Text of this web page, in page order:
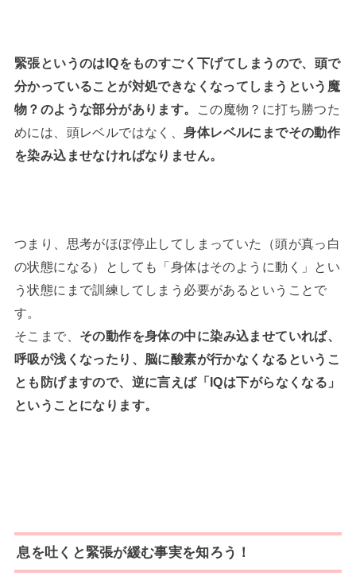
緊張というのはIQをものすごく下げてしまうので、頭で
分かっていることが対処できなくなってしまうという魔
物？のような部分があります。
この魔物？に打ち勝つた
めには、頭レベルではなく、身体レベルにまでその動作
を染み込ませなければなりません。
つまり、思考がほぼ停止してしまっていた（頭が真っ白
の状態になる）としても「身体はそのように動く」とい
う状態にまで訓練してしまう必要があるということで
す。
そこまで、 その動作を身体の中に染み込ませていれば、
呼吸が浅くなったり、脳に酸素が行かなくなるというこ
とも防げますので、逆に言えば「IQは下がらなくなる」
ということになります。
息を吐くと緊張が緩む事実を知ろう！